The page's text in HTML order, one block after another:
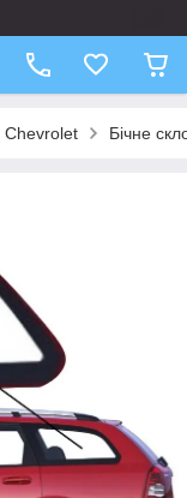
Chevrolet Бічне